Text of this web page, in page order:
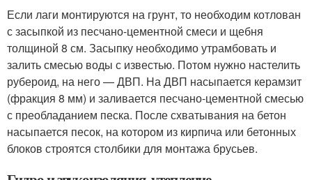
Если лаги монтируются на грунт, то необходим котлован
с засыпкой из песчано-цементной смеси и щебня
толщиной 8 см. Засыпку необходимо утрамбовать и
залить смесью воды с известью. Потом нужно настелить
рубероид, на него — ДВП. На ДВП насыпается керамзит
(фракция 8 мм) и заливается песчано-цементной смесью
с преобладанием песка. После схватывания на бетон
насыпается песок, на котором из кирпича или бетонных
блоков строятся столбики для монтажа брусьев.